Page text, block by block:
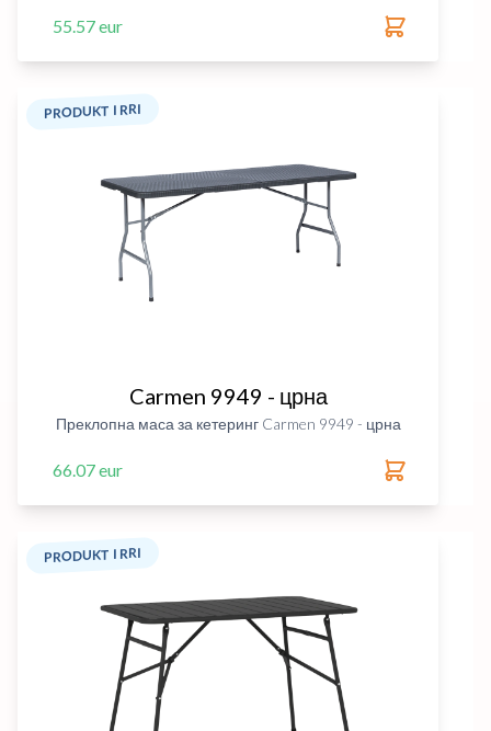
55.57 eur
PRODUKT I RRI
Carmen 9949 - црна
Преклопна маса за кетеринг Carmen 9949 - црна
66.07 eur
PRODUKT I RRI